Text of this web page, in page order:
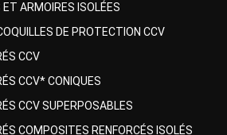
ET ARMOIRES ISOLÉES
DE PROTECTION CCV
CCV
CCV* CONIQUES
CCV SUPERPOSABLES
COMPOSITES RENFORCÉS ISOLÉS